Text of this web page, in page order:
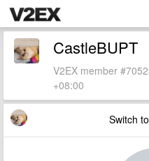
CastleBUPT
V2EX member
+08:00
Switch